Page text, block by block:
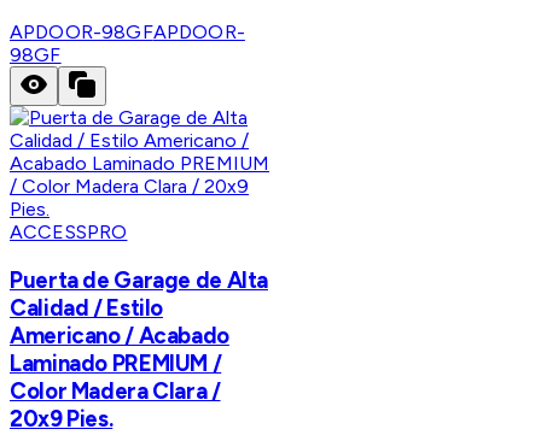
APDOOR-98GFAPDOOR-
98GF
ACCESSPRO
Puerta de Garage de Alta
Calidad / Estilo
Americano / Acabado
Laminado PREMIUM /
Color Madera Clara /
20x9 Pies.